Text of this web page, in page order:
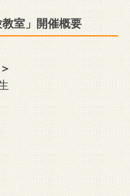
教室」開催概要